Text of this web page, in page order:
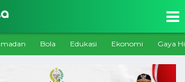
Bola Edukasi Ekonomi Gaya